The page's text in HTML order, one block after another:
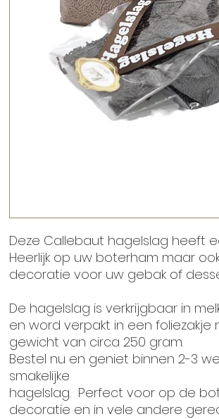
Deze Callebaut hagelslag heeft
Heerlijk op uw boterham maar
decoratie voor uw gebak of
De hagelslag is verkrijgbaar in
en word verpakt in een
gewicht van circa 250 gram.
Bestel nu en geniet binnen 2-3
smakelijke
hagelslag. Perfect voor op de
decoratie en in vele andere